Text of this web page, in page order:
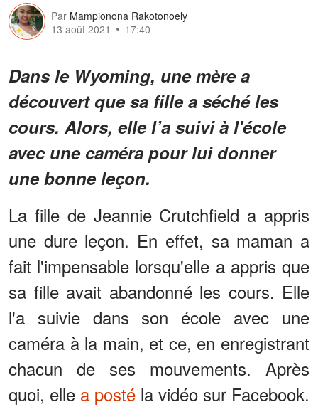
Par Mampionona Rakotonoely
13 août 2021
17:40
Dans le Wyoming, une mère a
découvert que sa fille a séché les
cours. Alors, elle l’a suivi à l'école
avec une caméra pour lui donner
une bonne leçon.
La fille de Jeannie Crutchfield a appris
une dure leçon. En effet, sa maman a
fait l'impensable lorsqu'elle a appris que
sa fille avait abandonné les cours. Elle
l'a suivie dans son école avec une
caméra à la main, et ce, en enregistrant
chacun de ses mouvements. Après
quoi, elle a posté la vidéo sur Facebook.